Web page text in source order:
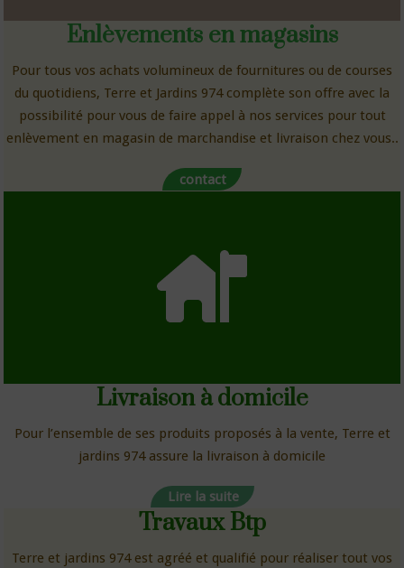
Enlèvements en magasins
Pour tous vos achats volumineux de fournitures ou de courses
du quotidiens, Terre et Jardins 974 complète son offre avec la
possibilité pour vous de faire appel à nos services pour tout
enlèvement en magasin de marchandise et livraison chez vous..
contact
Livraison à domicile
Pour l’ensemble de ses produits proposés à la vente, Terre et
jardins 974 assure la livraison à domicile
Lire la suite
Travaux Btp
Terre et jardins 974 est agréé et qualifié pour réaliser tout vos